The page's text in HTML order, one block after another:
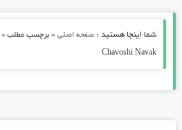
شما اینجا هستید : صفحه اصلی»
Chavoshi Navak